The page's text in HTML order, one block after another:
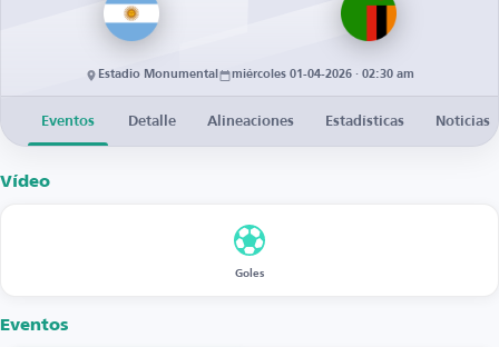
Estadio Monumental miércoles 01-04-2026 · 02:30 am
Eventos Detalle Alineaciones Estadísticas Noticias
Vídeo
Goles
Eventos